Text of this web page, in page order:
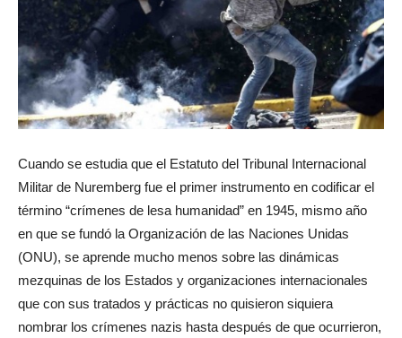
Cuando se estudia que el Estatuto del Tribunal Internacional
Militar de Nuremberg fue el primer instrumento en codificar el
término “crímenes de lesa humanidad” en 1945, mismo año
en que se fundó la Organización de las Naciones Unidas
(ONU), se aprende mucho menos sobre las dinámicas
mezquinas de los Estados y organizaciones internacionales
que con sus tratados y prácticas no quisieron siquiera
nombrar los crímenes nazis hasta después de que ocurrieron,